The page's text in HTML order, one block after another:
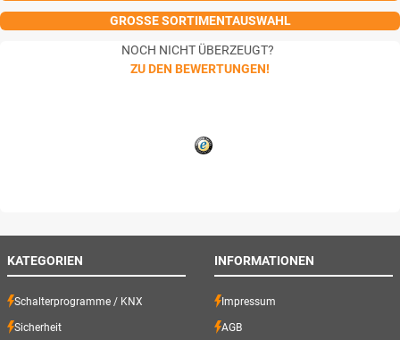
GROSSE SORTIMENTAUSWAHL
NOCH NICHT ÜBERZEUGT?
ZU DEN BEWERTUNGEN!
KATEGORIEN
Schalterprogramme / KNX
Sicherheit
INFORMATIONEN
Impressum
AGB